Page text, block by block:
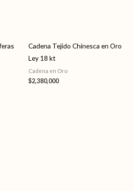
Cadena Tejido Chinesca en Oro
Ley 18 kt
Cadena en Oro
$2,380,000